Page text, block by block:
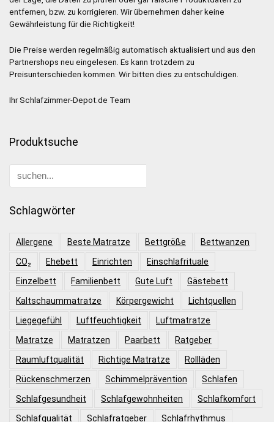
entfernen, bzw. zu korrigieren. Wir übernehmen daher keine
Gewährleistung für die Richtigkeit!
Die Preise werden regelmäßig automatisch aktualisiert und aus den
Partnershops neu eingelesen. Es kann trotzdem zu
Preisunterschieden kommen. Wir bitten dies zu entschuldigen.
Ihr Schlafzimmer-Depot.de Team
Produktsuche
Schlagwörter
Allergene Beste Matratze Bettgröße
Bettwanzen
CO₂
Ehebett Einrichten
Einschlafrituale
Einzelbett
Familienbett Gute Luft
Gästebett
Kaltschaummatratze
Körpergewicht
Lichtquellen
Liegegefühl
Luftfeuchtigkeit
Luftmatratze
Matratze
Matratzen Paarbett
Ratgeber
Raumluftqualität
Richtige Matratze
Rollläden
Rückenschmerzen
Schimmelprävention
Schlafen
Schlafgesundheit
Schlafgewohnheiten
Schlafkomfort
Schlafqualität
Schlafratgeber Schlafrhythmus